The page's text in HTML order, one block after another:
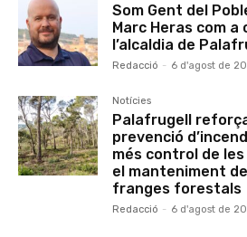
Som Gent del
Marc Heras com a
l’alcaldia de
Redacció - 6 d'agost de
Notícies
Palafrugell
prevenció
més control de les
el manteniment
franges forestals
Redacció - 6 d'agost de